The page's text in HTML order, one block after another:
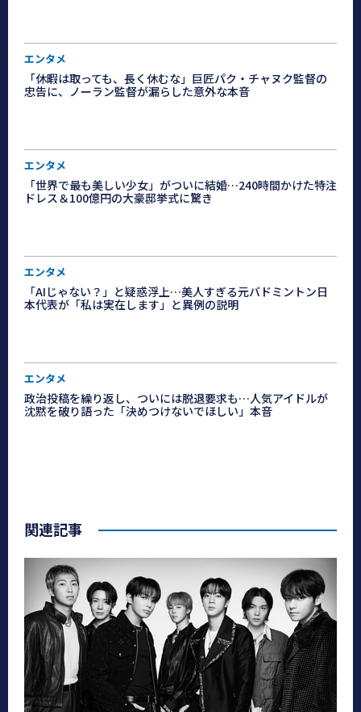
エンタメ
「休暇は取っても、長く休むな」巨匠パク・チャヌク監督の
忠告に、ノーラン監督が漏らした意外な本音
エンタメ
「世界で最も美しい少女」がついに結婚…240時間かけた特注
ドレス＆100億円の大豪邸挙式に驚き
エンタメ
「AIじゃない？」と疑惑浮上…美人すぎる元バドミントン日
本代表が「私は実在します」と異例の説明
エンタメ
政治投稿を繰り返し、ついには脱退要求も…人気アイドルが
沈黙を破り語った「決めつけないでほしい」本音
関連記事